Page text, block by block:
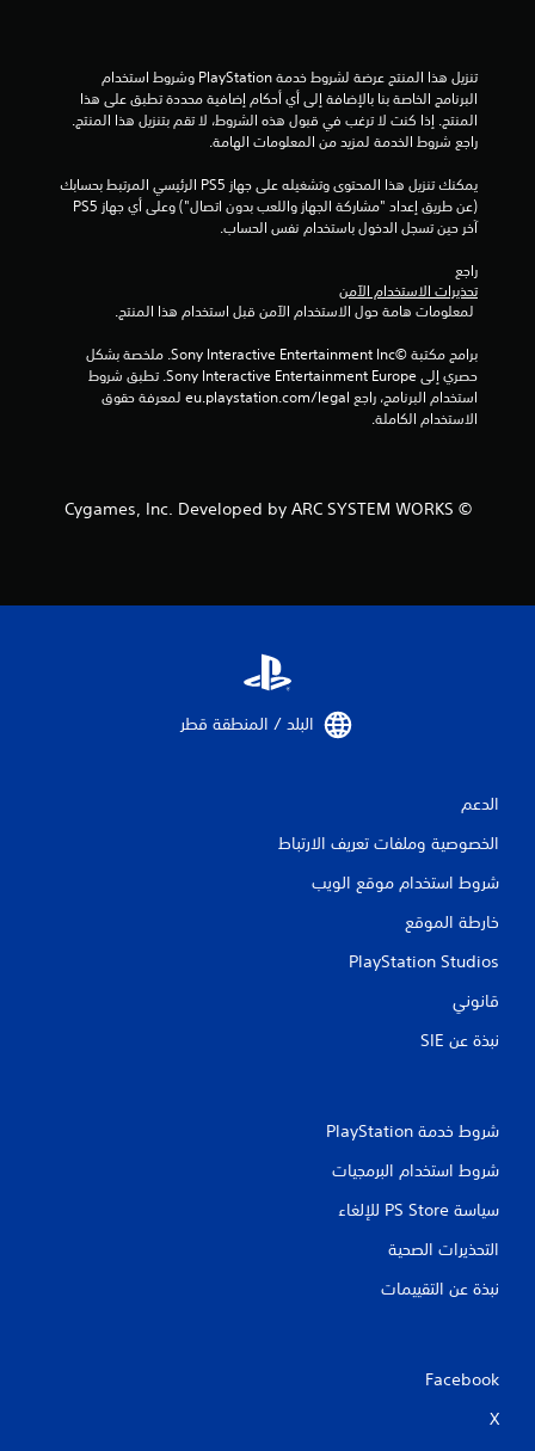
ا
ل
ت
ق
م
راجع شروط الخدمة لمزيد من المعلومات الهامة.
آخر حين تسجل الدخول باستخدام نفس الحساب.
راجع
تحذيرات الاستخدام الآمن
الاستخدام الكاملة.
© Cygames, Inc. Developed by ARC SYSTEM WORKS
البلد / المنطقة قطر‏
الدعم
الخصوصية وملفات تعريف الارتباط
شروط استخدام موقع الويب
خارطة الموقع
PlayStation Studios
قانوني
نبذة عن SIE‏
شروط خدمة PlayStation‏
شروط استخدام البرمجيات
سياسة PS Store للإلغاء
التحذيرات الصحية
نبذة عن التقييمات
Facebook
X